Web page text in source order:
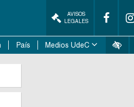
AVISOS
LEGALES
País Medios UdeC